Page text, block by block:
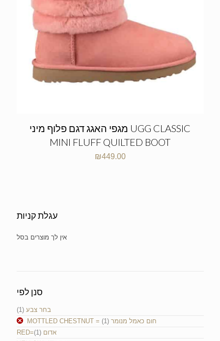
מגפי האגג דגם פלוף מיני UGG CLASSIC
MINI FLUFF QUILTED BOOT
₪449.00
עגלת קניות
סנן לפי
בחר צבע (1)
MOTTLED CHESTNUT = חום כאמל מנומר (1)
RED=אדום (1)